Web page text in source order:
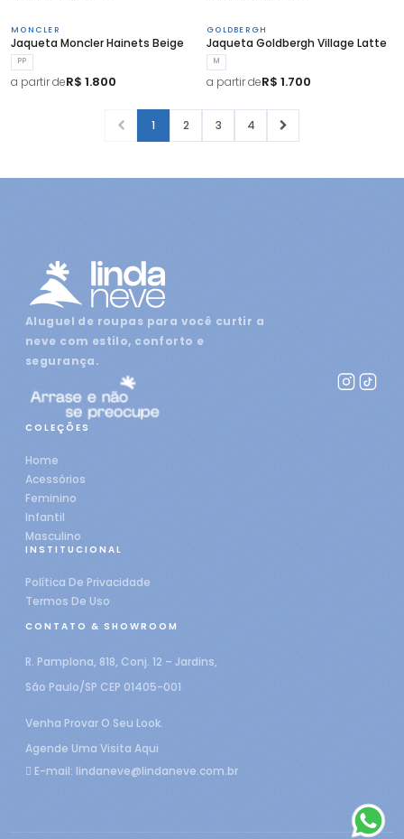
MONCLER
Jaqueta Moncler Hainets Beige
PP
a partir deR$ 1.800
GOLDBERGH
Jaqueta Goldbergh Village Latte
M
a partir deR$ 1.700
1 2 3 4
Aluguel de roupas para você curtir a
neve com estilo, conforto e
segurança.
COLEÇÕES
Home
Acessórios
Feminino
Infantil
Masculino
INSTITUCIONAL
Política De Privacidade
Termos De Uso
CONTATO & SHOWROOM
R. Pamplona, 818, Conj. 12 – Jardins,
São Paulo/SP CEP 01405-001
Venha Provar O Seu Look.
Agende Uma Visita Aqui
E-mail: lindaneve@lindaneve.com.br